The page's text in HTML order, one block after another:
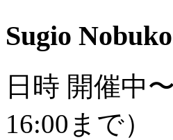
Sugio
日時 開催中
16:00まで）